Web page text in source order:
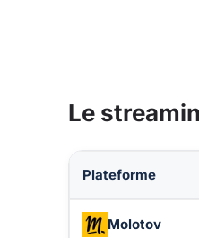
Le
Disponibilité de
Plateforme
Molotov